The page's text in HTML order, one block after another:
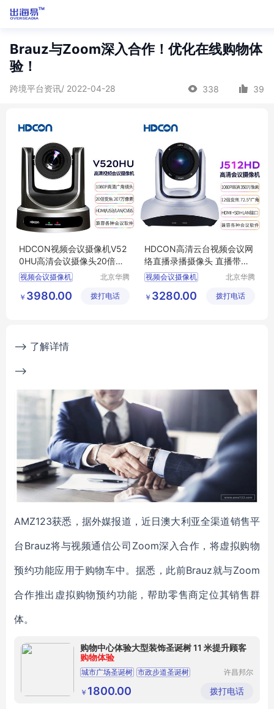
Brauz与Zoom深入合作！优化在线购物体
验！
跨境平台资讯/ 2022-04-28 338 39
HDCON视频会议摄像机V52
0HU高清会议摄像头20倍光
学变焦HDMI USB
视频会议摄像机
会议摄像机
北京华腾
有限公司
￥ 3980.00 拨打电话
HDCON高清云台视频会议网
络直播录播摄像头 直播带货
摄像机J512HD
视频会议摄像机
会议摄像机
北京华腾
有限公司
￥ 3280.00 拨打电话
--> 了解详情
-->
AMZ123获悉，据外媒报道，近日澳大利亚全渠道销售平
台Brauz将与视频通信公司Zoom深入合作，将虚拟购物
预约功能应用于购物车中。据悉，此前Brauz就与Zoom
合作推出虚拟购物预约功能，帮助零售商定位其销售群
体。
购物中心体验大型装饰圣诞树 11 米提升顾客
购物体验
城市广场圣诞树 市政步道圣诞树
公寓社区圣诞树
民宿小院圣诞树
许昌邦尔
限公司
￥ 1800.00 拨打电话